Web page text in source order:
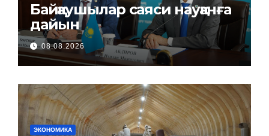
Байқаушылар саяси науқанға
дайын
08.08.2026
ЭКОНОМИКА